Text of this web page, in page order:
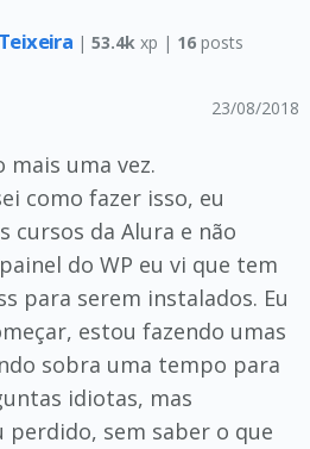
| 53.4k xp | 16posts
23/08/2018
mais uma vez.
como fazer isso, eu
cursos da Alura e não
do WP eu vi que tem
para serem instalados. Eu
estou fazendo umas
sobra uma tempo para
idiotas, mas
perdido, sem saber o que